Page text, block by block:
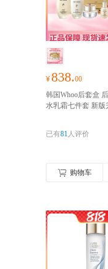
¥838.00
韩国Whoo后套盒
水乳霜七件套 新版
盒 珍贵的配方成分
度。针对各种皮肤
已有81人评价
购物车